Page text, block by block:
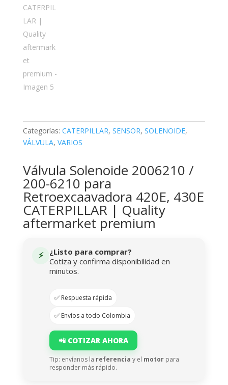
Categorías: CATERPILLAR, SENSOR, SOLENOIDE,
VÁLVULA, VARIOS
Válvula Solenoide 2006210 /
200-6210 para
Retroexcaavadora 420E, 430E
CATERPILLAR | Quality
aftermarket premium
⚡
¿Listo para comprar?
Cotiza y confirma disponibilidad en
minutos.
✅ Respuesta rápida
✅ Envíos a todo Colombia
📲 COTIZAR AHORA
Tip: envíanos la referencia y el motorpara
responder más rápido.